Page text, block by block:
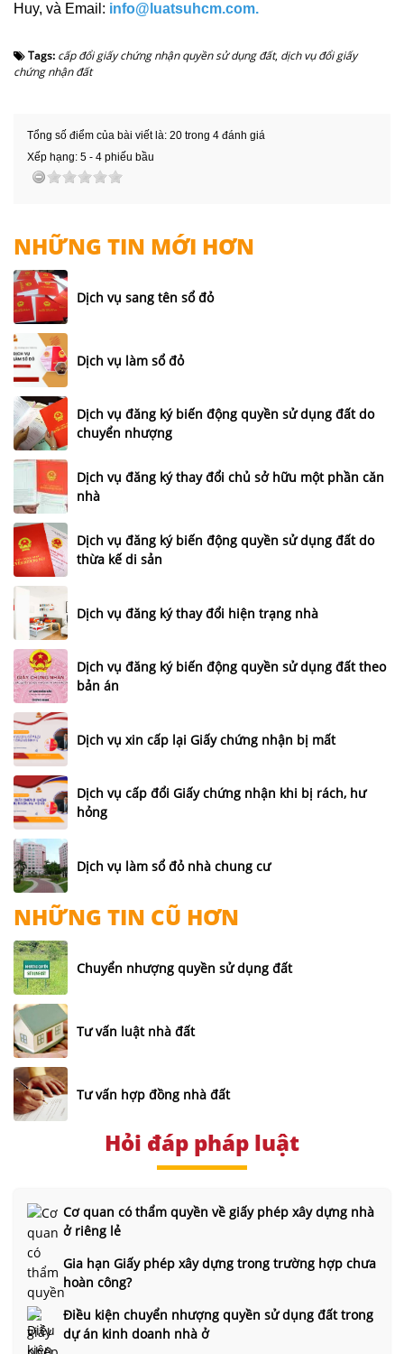
Huy, và Email: info@luatsuhcm.com.
Tags: cấp đổi giấy chứng nhận quyền sử dụng đất, dịch vụ đổi giấy
chứng nhận đất
Tổng số điểm của bài viết là: 20 trong 4 đánh giá
Xếp hạng: 5 - 4 phiếu bầu
NHỮNG TIN MỚI HƠN
Dịch vụ sang tên sổ đỏ
Dịch vụ làm sổ đỏ
Dịch vụ đăng ký biến động quyền sử dụng đất do
chuyển nhượng
Dịch vụ đăng ký thay đổi chủ sở hữu một phần căn
nhà
Dịch vụ đăng ký biến động quyền sử dụng đất do
thừa kế di sản
Dịch vụ đăng ký thay đổi hiện trạng nhà
Dịch vụ đăng ký biến động quyền sử dụng đất theo
bản án
Dịch vụ xin cấp lại Giấy chứng nhận bị mất
Dịch vụ cấp đổi Giấy chứng nhận khi bị rách, hư
hỏng
Dịch vụ làm sổ đỏ nhà chung cư
NHỮNG TIN CŨ HƠN
Chuyển nhượng quyền sử dụng đất
Tư vấn luật nhà đất
Tư vấn hợp đồng nhà đất
Hỏi đáp pháp luật
Cơ quan có thẩm quyền về giấy phép xây dựng nhà
ở riêng lẻ
Gia hạn Giấy phép xây dựng trong trường hợp chưa
hoàn công?
Điều kiện chuyển nhượng quyền sử dụng đất trong
dự án kinh doanh nhà ở